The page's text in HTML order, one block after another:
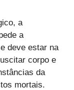
a
a
deve estar na
corpo e
da
mortais.